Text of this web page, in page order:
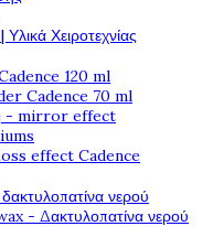
Χειροτεχνίας
120 ml
Cadence 70 ml
- mirror effect
effect Cadence
νερού
- Δακτυλοπατίνα νερού